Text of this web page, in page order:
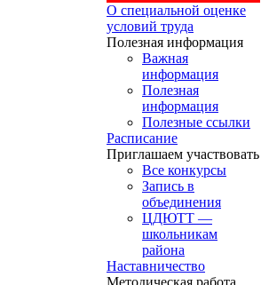
О специальной оценке
условий труда
Полезная информация
Важная
информация
Полезная
информация
Полезные ссылки
Расписание
Приглашаем участвовать
Все конкурсы
Запись в
объединения
ЦДЮТТ —
школьникам
района
Наставничество
Методическая работа